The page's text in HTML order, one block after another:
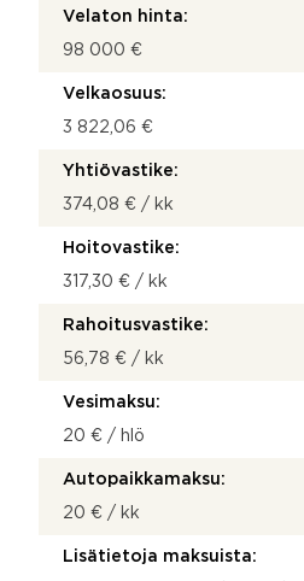
Velaton hinta:
98 000 €
Velkaosuus:
3 822,06 €
Yhtiövastike:
374,08 € / kk
Hoitovastike:
317,30 € / kk
Rahoitusvastike:
56,78 € / kk
Vesimaksu:
20 € / hlö
Autopaikkamaksu:
20 € / kk
Lisätietoja maksuista: